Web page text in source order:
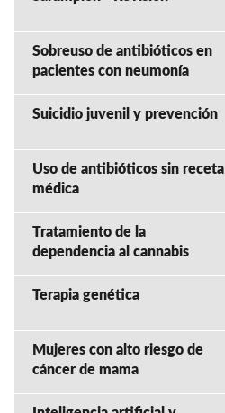
Sobreuso de antibióticos en
pacientes con neumonía
Suicidio juvenil y prevención
Uso de antibióticos sin receta
médica
Tratamiento de la
dependencia al cannabis
Terapia genética
Mujeres con alto riesgo de
cáncer de mama